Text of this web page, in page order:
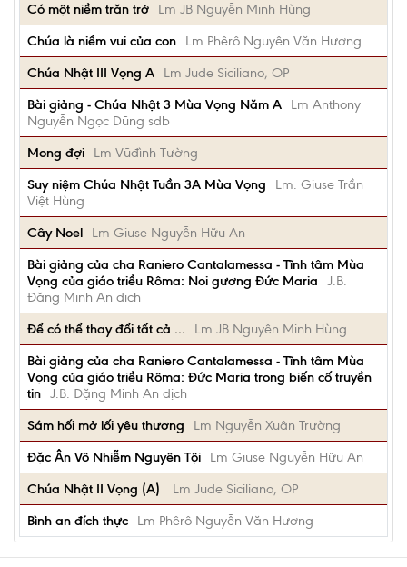
Có một niềm trăn trở
Lm JB Nguyễn Minh Hùng
Chúa là niềm vui của con
Lm Phêrô Nguyễn Văn Hương
Chúa Nhật III Vọng A
Lm Jude Siciliano, OP
Bài giảng - Chúa Nhật 3 Mùa Vọng Năm A
Lm Anthony
Nguyễn Ngọc Dũng sdb
Mong đợi
Lm Vũđình Tường
Suy niệm Chúa Nhật Tuần 3A Mùa Vọng
Lm. Giuse Trần
Việt Hùng
Cây Noel
Lm Giuse Nguyễn Hữu An
Bài giảng của cha Raniero Cantalamessa - Tĩnh tâm Mùa
Vọng của giáo triều Rôma: Noi gương Đức Maria
J.B.
Đặng Minh An dịch
Để có thể thay đổi tất cả ...
Lm JB Nguyễn Minh Hùng
Bài giảng của cha Raniero Cantalamessa - Tĩnh tâm Mùa
Vọng của giáo triều Rôma: Đức Maria trong biến cố truyền
tin J.B. Đặng Minh An dịch
Sám hối mở lối yêu thương
Lm Nguyễn Xuân Trường
Đặc Ân Vô Nhiễm Nguyên Tội
Lm Giuse Nguyễn Hữu An
Chúa Nhật II Vọng (A)
Lm Jude Siciliano, OP
Bình an đích thực
Lm Phêrô Nguyễn Văn Hương